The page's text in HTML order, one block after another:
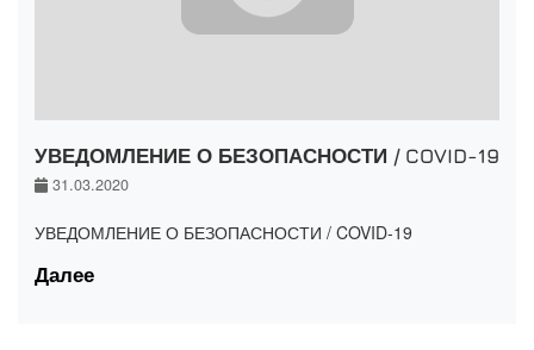
УВЕДОМЛЕНИЕ О БЕЗОПАСНОСТИ / COVID-19
31.03.2020
УВЕДОМЛЕНИЕ О БЕЗОПАСНОСТИ / COVID-19
Далее